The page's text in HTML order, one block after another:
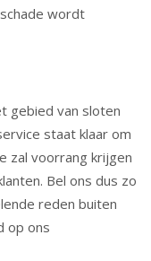
wordt
gebied van sloten
staat klaar om
zal voorrang krijgen
Bel ons dus zo
reden buiten
op ons